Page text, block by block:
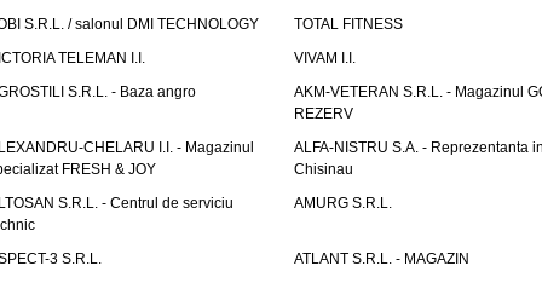
S.R.L. / salonul DMI TECHNOLOGY
TOTAL FITNESS
TELEMAN I.I.
VIVAM I.I.
S.R.L. - Baza angro
AKM-VETERAN S.R.L. - Magazinul
REZERV
CHELARU I.I. - Magazinul
FRESH & JOY
ALFA-NISTRU S.A. - Reprezentanta
Chisinau
S.R.L. - Centrul de serviciu
AMURG S.R.L.
3 S.R.L.
ATLANT S.R.L. - MAGAZIN